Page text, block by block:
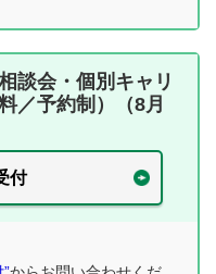
談会・個別キャリ
／予約制）（8月
付